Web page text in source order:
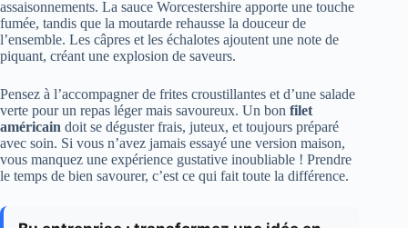
assaisonnements. La sauce Worcestershire apporte une touche
fumée, tandis que la moutarde rehausse la douceur de
l’ensemble. Les câpres et les échalotes ajoutent une note de
piquant, créant une explosion de saveurs.
Pensez à l’accompagner de frites croustillantes et d’une salade
verte pour un repas léger mais savoureux. Un bon filet
américain doit se déguster frais, juteux, et toujours préparé
avec soin. Si vous n’avez jamais essayé une version maison,
vous manquez une expérience gustative inoubliable ! Prendre
le temps de bien savourer, c’est ce qui fait toute la différence.